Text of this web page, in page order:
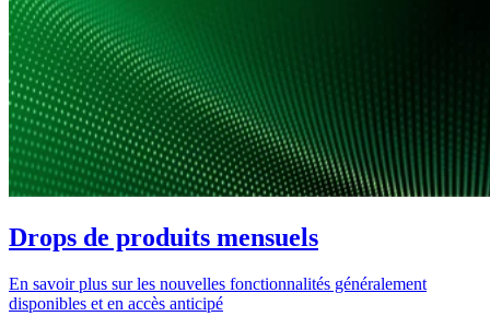
Drops de produits mensuels
En savoir plus sur les nouvelles fonctionnalités généralement
disponibles et en accès anticipé